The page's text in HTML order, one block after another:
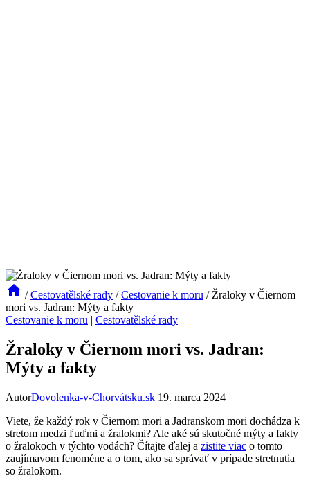
/ Cestovatělské rady / Cestovanie k moru / Žraloky v Čiernom
mori vs. Jadran: Mýty a fakty
Cestovanie k moru | Cestovatělské rady
Žraloky v Čiernom mori vs. Jadran:
Mýty a fakty
AutorDovolenka-v-Chorvátsku.sk 19. marca 2024
Viete, že každý rok v Čiernom mori a Jadranskom mori dochádza k
stretom medzi ľuďmi a žralokmi? Ale aké sú skutočné mýty a fakty
o žralokoch v týchto vodách? Čítajte ďalej a zistite viac o tomto
zaujímavom fenoméne a o tom, ako sa správať v prípade stretnutia
so žralokom.